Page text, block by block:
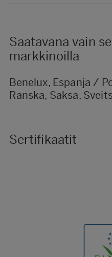
Saatavana vain
markkinoilla
Benelux, Espanja /
Ranska, Saksa,
Sertifikaatit